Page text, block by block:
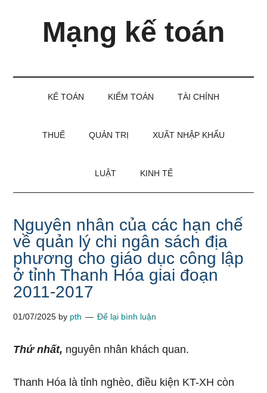
Mạng kế toán
KẾ TOÁN KIỂM TOÁN TÀI CHÍNH
THUẾ QUẢN TRỊ XUẤT NHẬP KHẨU
LUẬT KINH TẾ
Nguyên nhân của các hạn chế
về quản lý chi ngân sách địa
phương cho giáo dục công lập
ở tỉnh Thanh Hóa giai đoạn
2011-2017
01/07/2025 by pth Để lại bình luận
Thứ nhất, nguyên nhân khách quan.
Thanh Hóa là tỉnh nghèo, điều kiện KT-XH còn